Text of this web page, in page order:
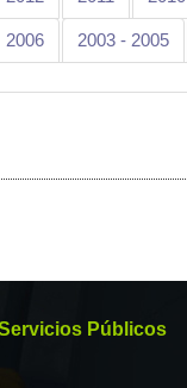
2006 2003 - 2005
Públicos